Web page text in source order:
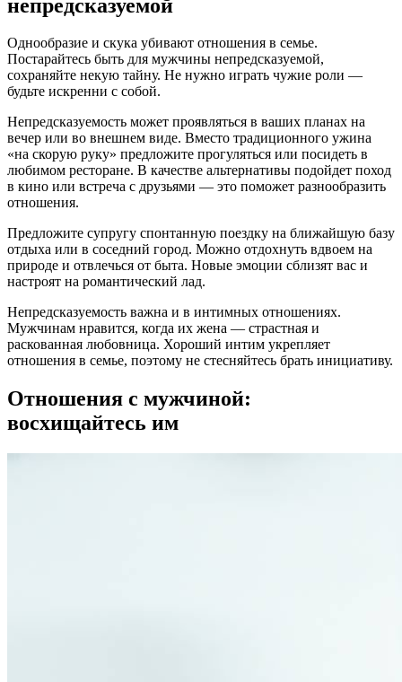
непредсказуемой
Однообразие и скука убивают отношения в семье.
Постарайтесь быть для мужчины непредсказуемой,
сохраняйте некую тайну. Не нужно играть чужие роли —
будьте искренни с собой.
Непредсказуемость может проявляться в ваших планах на
вечер или во внешнем виде. Вместо традиционного ужина
«на скорую руку» предложите прогуляться или посидеть в
любимом ресторане. В качестве альтернативы подойдет поход
в кино или встреча с друзьями — это поможет разнообразить
отношения.
Предложите супругу спонтанную поездку на ближайшую базу
отдыха или в соседний город. Можно отдохнуть вдвоем на
природе и отвлечься от быта. Новые эмоции сблизят вас и
настроят на романтический лад.
Непредсказуемость важна и в интимных отношениях.
Мужчинам нравится, когда их жена — страстная и
раскованная любовница. Хороший интим укрепляет
отношения в семье, поэтому не стесняйтесь брать инициативу.
Отношения с мужчиной:
восхищайтесь им